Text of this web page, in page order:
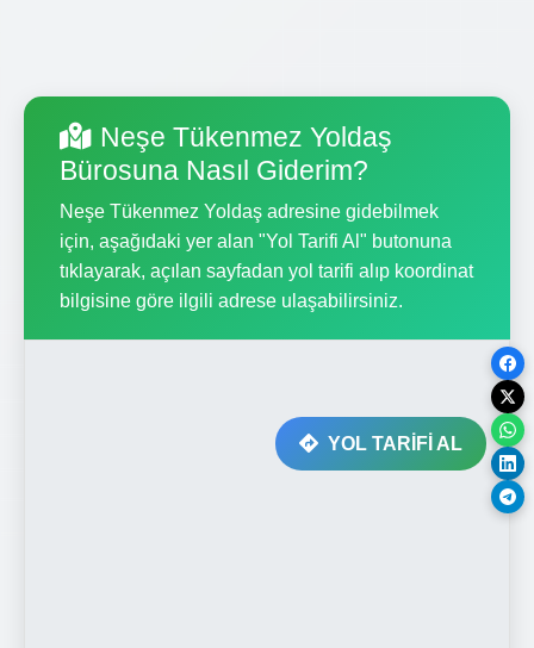
Neşe Tükenmez Yoldaş
Bürosuna Nasıl Giderim?
Neşe Tükenmez Yoldaş adresine gidebilmek
için, aşağıdaki yer alan "Yol Tarifi Al" butonuna
tıklayarak, açılan sayfadan yol tarifi alıp koordinat
bilgisine göre ilgili adrese ulaşabilirsiniz.
YOL TARİFİ AL